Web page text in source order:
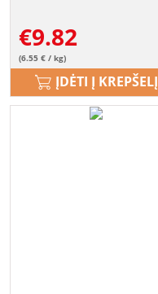
€9.82
(6.55 € / kg)
ĮDĖTI Į KREPŠELĮ